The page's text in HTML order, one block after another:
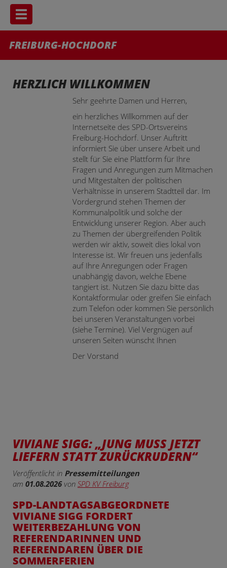
Toggle navigation
FREIBURG-HOCHDORF
HERZLICH WILLKOMMEN
Sehr geehrte Damen und Herren,
ein herzliches Willkommen auf der
Internetseite des SPD-Ortsvereins
Freiburg-Hochdorf. Unser Auftritt
informiert Sie über unsere Arbeit und
stellt für Sie eine Plattform für Ihre
Fragen und Anregungen zum Mitmachen
und Mitge­stalten der politischen
Verhältnisse in unserem Stadtteil dar. Im
Vordergrund stehen Themen der
Kommunalpolitik und solche der
Entwicklung unserer Region. Aber auch
zu Themen der übergreifenden Politik
werden wir aktiv, soweit dies lokal von
Interesse ist. Wir freuen uns jedenfalls
auf Ihre Anregungen oder Fragen
unabhängig davon, welche Ebene
tangiert ist. Nutzen Sie dazu bitte das
Kontaktformular oder greifen Sie einfach
zum Telefon oder kommen Sie persönlich
bei unseren Veranstaltungen vorbei
(siehe Termine). Viel Vergnügen auf
unseren Seiten wünscht Ihnen
Der Vorstand
VIVIANE SIGG: „JUNG MUSS JETZT
LIEFERN STATT ZURÜCKRUDERN“
Veröffentlicht in Pressemitteilungen
am 01.08.2026von SPD KV Freiburg
SPD-LANDTAGSABGEORDNETE
VIVIANE SIGG FORDERT
WEITERBEZAHLUNG VON
REFERENDARINNEN UND
REFERENDAREN ÜBER DIE
SOMMERFERIEN